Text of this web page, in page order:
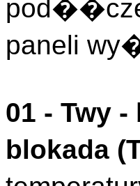
paneli
01 - Twy -
blokada (